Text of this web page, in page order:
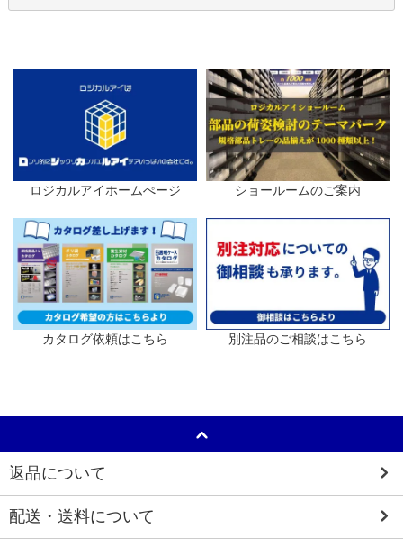
ロジカルアイホームぺージ ショールームのご案内
カタログ依頼はこちら 別注品のご相談はこちら
返品について
配送・送料について